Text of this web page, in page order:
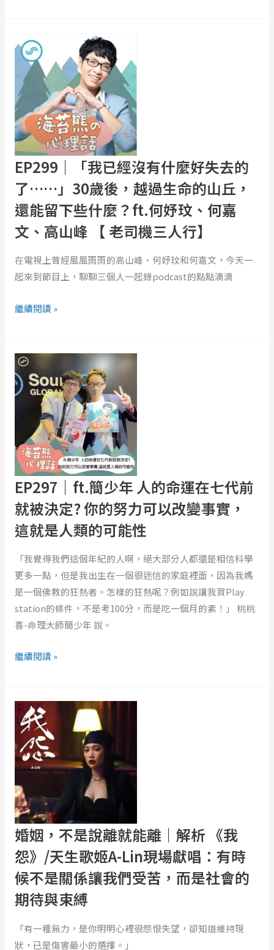
居
然⋯⋯
析
《宙
斯
和
赫
拉》
的
故
事
EP299｜「我已經沒有什麼好失去的
了……」30歲後，越過生命的山丘，
還能留下些什麼？ft.何妤玟、何嘉
文、高山峰 【 老司機三人行】
在電視上曾經風風雨雨的高山峰、何妤玟和何嘉文，今天一
起來到節目上，聊聊三個人一起錄podcast的點點滴滴
｜
「我
經
沒
有
什
麼
好
失
去
的
了……」
30
歲
越
命
的
山
能
留
下
些
什
麼？
ft.
何
妤
玟、
何
嘉
高
【
老
司
機
三
人
行】
繼續閱讀 »
EP297｜ft.簡少年 人的命運在七代前
就被決定? 你的努力可以改變事實，
這就是人類的可能性
「我覺得我們這個年紀的人啊，絕大部分人都還是相信科學
更多一點，但是我出生在一個很迷信的家庭裡面，因為我媽
是一個佛教的狂熱者。怎樣的狂熱呢？例如說讓我買Play
station的條件，不是考100分，而是吃一個月的素！」 桃桃
喜-命理大師簡少年 說。
｜
ft.
簡
人
的
命
運
在
七
前
就
被
決
定?
的
可
以
改
變
實，
這
就
是
人
類
的
可
能
性
繼續閱讀 »
婚姻，不是說離就能離｜解析 《我
怨》/天生歌姬A-Lin現場獻唱：有時
候不是關係讓我們受苦，而是社會的
期待與束縛
「有一種無力，是你明明心裡很怨恨失望，卻知道維持現
狀，已是傷害最小的選擇。」
姻，
不
是
說
就
能
離
｜
解
析
《我
怨》/
天
生